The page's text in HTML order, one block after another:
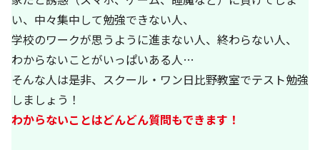
い、中々集中して勉強できない人、
学校のワークが思うように進まない人、終わらない人、
わからないことがいっぱいある人…
そんな人は是非、スクール・ワン日比野教室でテスト勉強
しましょう！
わからないことはどんどん質問もできます！